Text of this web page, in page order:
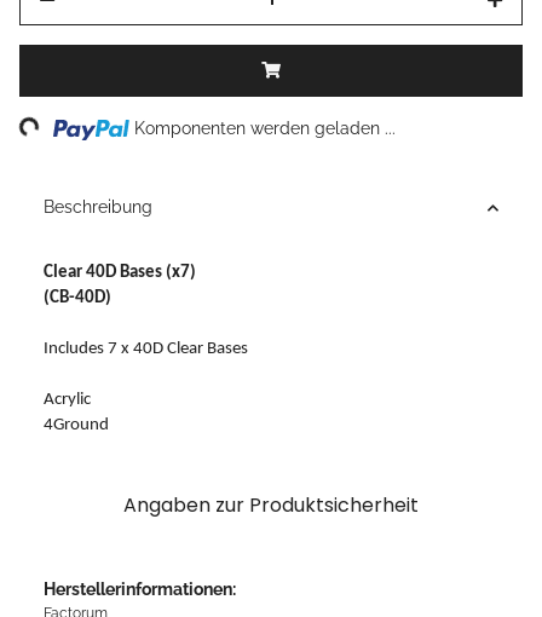
Komponenten werden geladen ...
Beschreibung
Clear 40D Bases (x7)
(CB-40D)
Includes 7 x 40D Clear Bases
Acrylic
4Ground
Angaben zur Produktsicherheit
Herstellerinformationen:
Factorum